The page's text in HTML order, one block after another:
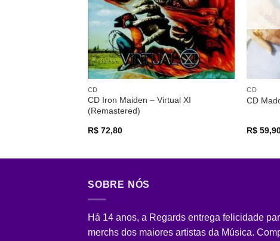
CD
CD Iron Maiden – Virtual XI
(Remastered)
R$72,80
CD
CD
R$
SOBRE NÓS
Há 14 anos, a Regards entrega felicidade
merchs dos maiores artistas da Música.